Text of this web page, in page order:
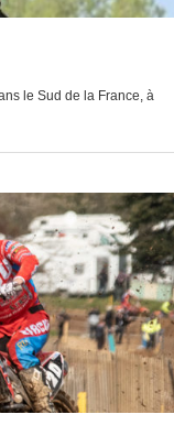
le Sud de la France, à